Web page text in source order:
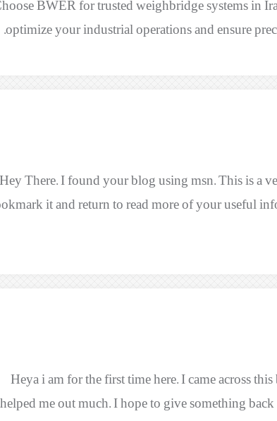
BWER for trusted weighbridge systems in
optimize your industrial operations and ensure
Hey There. I found your blog using msn. This is a
it and return to read more of your useful
Heya i am for the first time here. I came across
helped me out much. I hope to give something